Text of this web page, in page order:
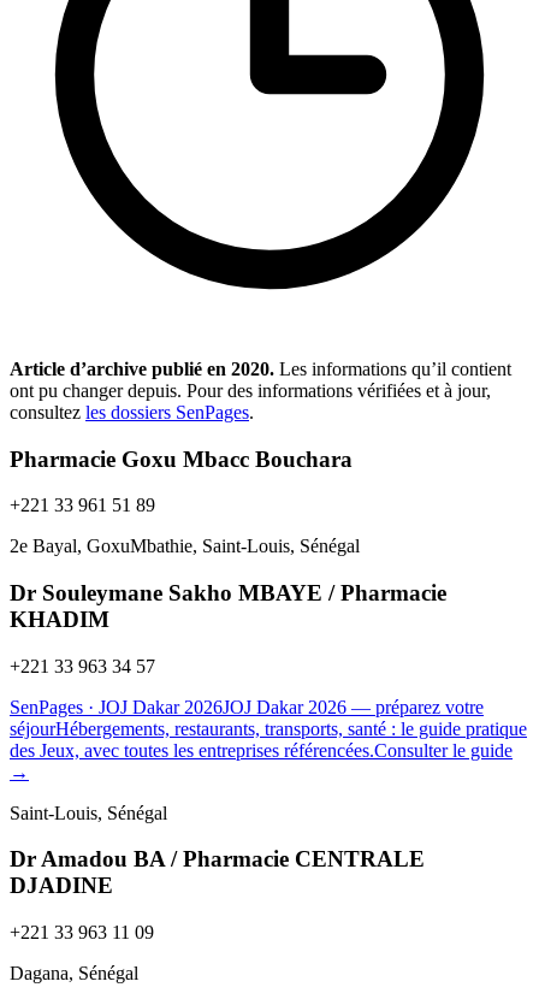
Article d’archive publié en 2020. Les informations qu’il contient
ont pu changer depuis. Pour des informations vérifiées et à jour,
consultez les dossiers SenPages.
Pharmacie Goxu Mbacc Bouchara
+221 33 961 51 89
2e Bayal, GoxuMbathie, Saint-Louis, Sénégal
Dr Souleymane Sakho MBAYE / Pharmacie
KHADIM
+221 33 963 34 57
SenPages · JOJ Dakar 2026JOJ Dakar 2026 — préparez votre
séjourHébergements, restaurants, transports, santé : le guide pratique
des Jeux, avec toutes les entreprises référencées.Consulter le guide
→
Saint-Louis, Sénégal
Dr Amadou BA / Pharmacie CENTRALE
DJADINE
+221 33 963 11 09
Dagana, Sénégal